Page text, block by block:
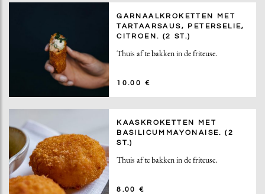
GARNAALKROKETTEN MET
TARTAARSAUS, PETERSELIE,
CITROEN. (2 ST.)
Thuis af te bakken in de friteuse.
10.00 €
KAASKROKETTEN MET
BASILICUMMAYONAISE. (2
ST.)
Thuis af te bakken in de friteuse.
8.00 €